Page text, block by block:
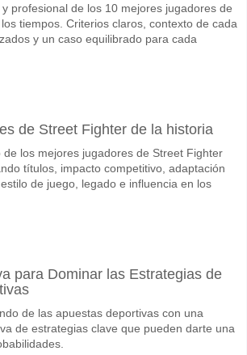
profesional de los 10 mejores jugadores de
tiempos. Criterios claros, contexto de cada
y un caso equilibrado para cada
de Street Fighter de la historia
de los mejores jugadores de Street Fighter
títulos, impacto competitivo, adaptación
de juego, legado e influencia en los
para Dominar las Estrategias de
de las apuestas deportivas con una
de estrategias clave que pueden darte una